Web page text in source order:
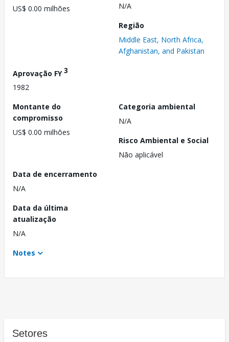
US$ 0.00 milhões
N/A
Região
Middle East, North Africa,
Afghanistan, and Pakistan
Aprovação FY3
1982
Montante do
compromisso
US$ 0.00 milhões
Categoria ambiental
N/A
Risco Ambiental e Social
Não aplicável
Data de encerramento
N/A
Data da última
atualização
N/A
Notes
Setores